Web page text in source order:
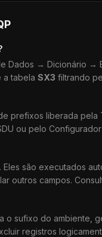
Dados → Dicionário
a tabela SX3 filtrando
prefixos liberada
ou pelo
. Eles são executados
outros campos.
o sufixo do ambiente,
registros